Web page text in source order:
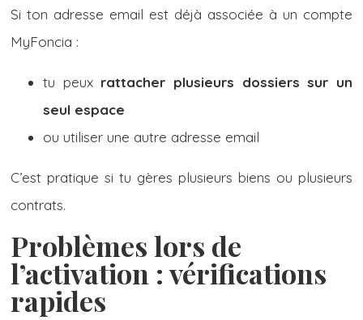
Si ton adresse email est déjà associée à un compte
MyFoncia :
tu peux rattacher plusieurs dossiers sur un
seul espace
ou utiliser une autre adresse email
C’est pratique si tu gères plusieurs biens ou plusieurs
contrats.
Problèmes lors de
l’activation : vérifications
rapides